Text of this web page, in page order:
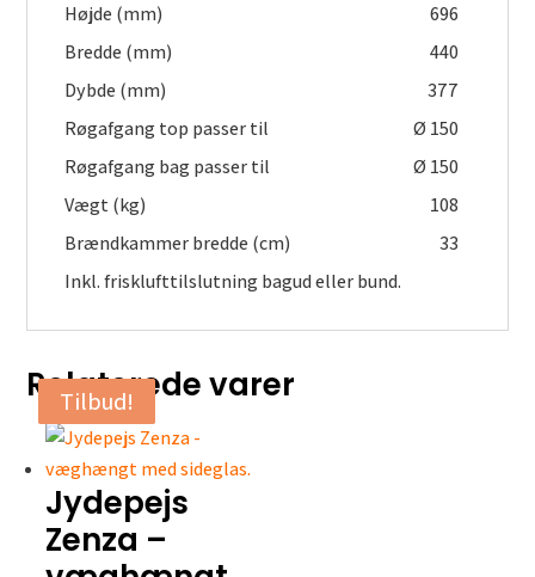
Højde (mm)
696
Bredde (mm)
440
Dybde (mm)
377
Røgafgang top passer til
Ø 150
Røgafgang bag passer til
Ø 150
Vægt (kg)
108
Brændkammer bredde (cm)
33
Inkl. frisklufttilslutning bagud eller bund.
Relaterede varer
Tilbud!
Jydepejs
Zenza –
Tilbud!
Tilbud!
Tilbud!